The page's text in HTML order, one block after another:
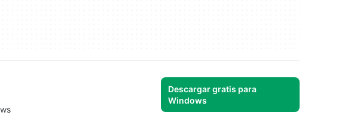
Descargar gratis para
Windows